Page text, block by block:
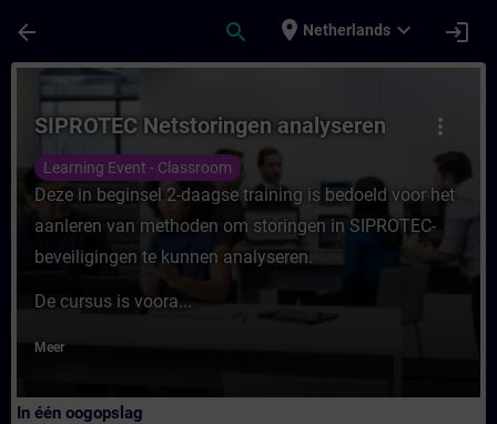
arrow_back search place Netherlands expand_more login
Cursus - SIPROTEC Netstoringen
more_vert
SIPROTEC Netstoringen analyseren
Learning Event - Classroom
Deze in beginsel 2-daagse training is bedoeld voor het
aanleren van methoden om storingen in SIPROTEC-
beveiligingen te kunnen analyseren.
De cursus is voora...
Meer
In één oogopslag